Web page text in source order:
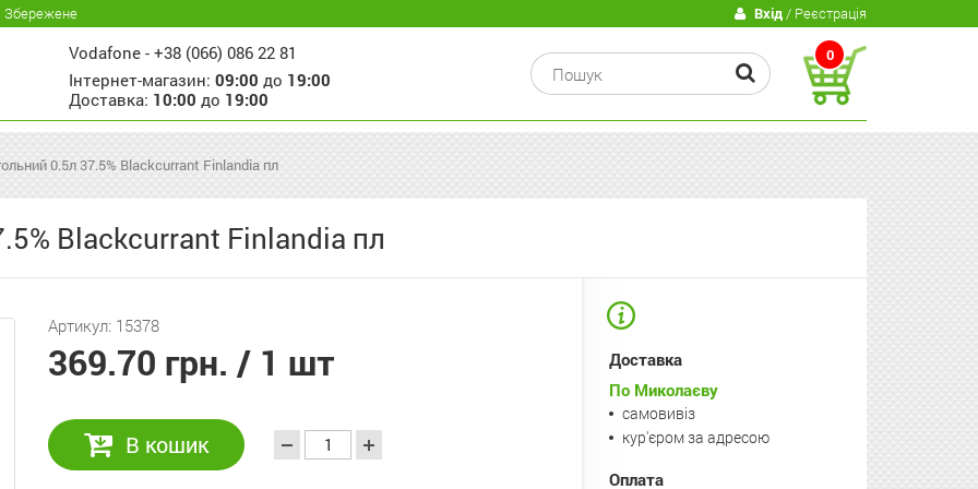
Збережене Вхід/ Реєстрація
Vodafone - +38 (066) 086 22 81
Інтернет-магазин: 09:00 до 19:00
Доставка: 10:00 до 19:00
0
0.5л 37.5% Blackcurrant Finlandia пл
Blackcurrant Finlandia пл
Артикул: 15378
369.70 грн. / 1 шт
В кошик
Доставка
По Миколаєву
самовивіз
кур'єром за адресою
Оплата